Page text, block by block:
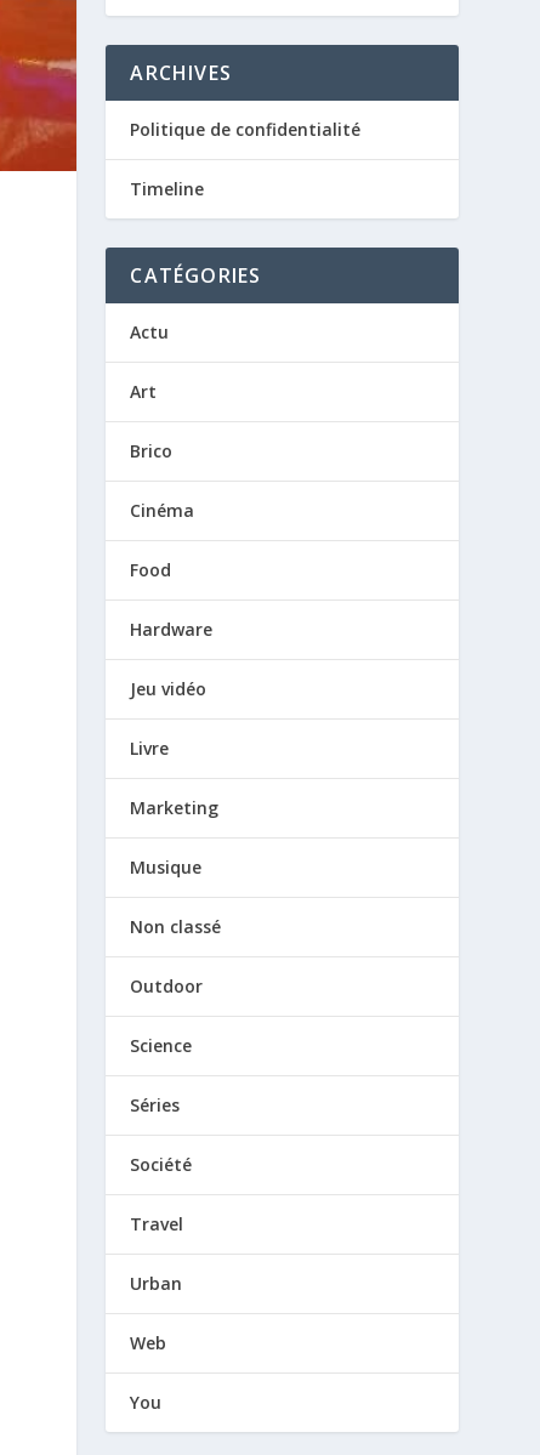
ARCHIVES
Politique de confidentialité
Timeline
CATÉGORIES
Actu
Art
Brico
Cinéma
Food
Hardware
Jeu vidéo
Livre
Marketing
Musique
Non classé
Outdoor
Science
Séries
Société
Travel
Urban
Web
You